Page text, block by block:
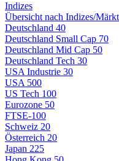
Indizes
Übersicht nach Indizes/
Deutschland 40
Deutschland Small Cap 70
Deutschland Mid Cap 50
Deutschland Tech 30
USA Industrie 30
USA 500
US Tech 100
Eurozone 50
FTSE-100
Schweiz 20
Österreich 20
Japan 225